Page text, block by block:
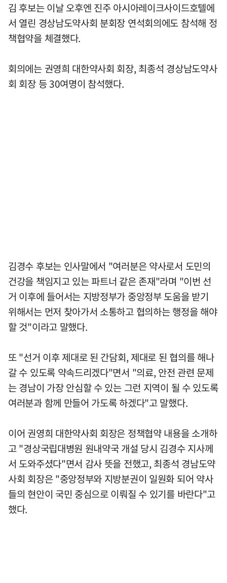
김 후보는 이날 오후엔 진주 아시아레이크사이드호텔에
서 열린 경상남도약사회 분회장 연석회의에도 참석해 정
책협약을 체결했다.
회의에는 권영희 대한약사회 회장, 최종석 경상남도약사
회 회장 등 30여명이 참석했다.
김경수 후보는 인사말에서 "여러분은 약사로서 도민의
건강을 책임지고 있는 파트너 같은 존재"라며 "이번 선
거 이후에 들어서는 지방정부가 중앙정부 도움을 받기
위해서는 먼저 찾아가서 소통하고 협의하는 행정을 해야
할 것"이라고 말했다.
또 "선거 이후 제대로 된 간담회, 제대로 된 협의를 해나
갈 수 있도록 약속드리겠다"면서 "의료, 안전 관련 문제
는 경남이 가장 안심할 수 있는 그런 지역이 될 수 있도록
여러분과 함께 만들어 가도록 하겠다"고 말했다.
이어 권영희 대한약사회 회장은 정책협약 내용을 소개하
고 "경상국립대병원 원내약국 개설 당시 김경수 지사께
서 도와주셨다"면서 감사 뜻을 전했고, 최종석 경남도약
사회 회장은 "중앙정부와 지방분권이 일원화 되어 약사
들의 현안이 국민 중심으로 이뤄질 수 있기를 바란다"고
했다.